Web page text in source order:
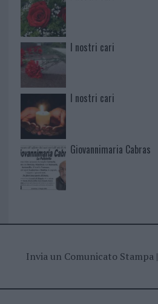
I nostri cari
I nostri cari
Giovannimaria Cabras
Invia un Comunicato Stampa|